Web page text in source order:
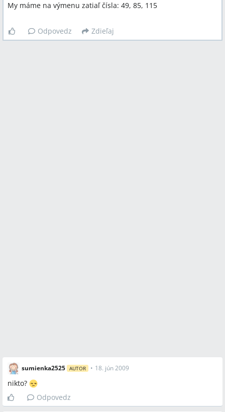
My máme na výmenu zatiaľ čísla: 49, 85, 115
Odpovedz Zdieľaj
sumienka2525 AUTOR • 18. jún 2009
nikto?
Odpovedz